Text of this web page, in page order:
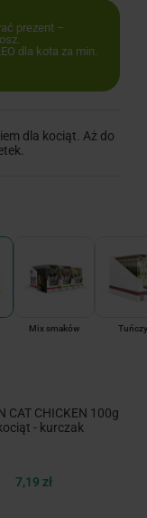
prezent –
dla kota za min.
dla kociąt. Aż do
Mix smaków
CAT CHICKEN 100g
- kurczak
7,19 zł